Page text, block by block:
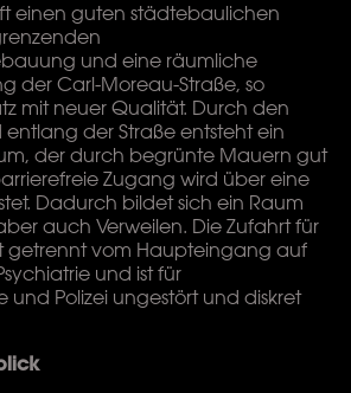
einen guten städtebaulichen
und eine räumliche
der Carl-Moreau-Straße, so
mit neuer Qualität. Durch den
der Straße entsteht ein
der durch begrünte Mauern gut
Zugang wird über eine
Dadurch bildet sich ein Raum
auch Verweilen. Die Zufahrt für
getrennt vom Haupteingang auf
und ist für
und Polizei ungestört und diskret